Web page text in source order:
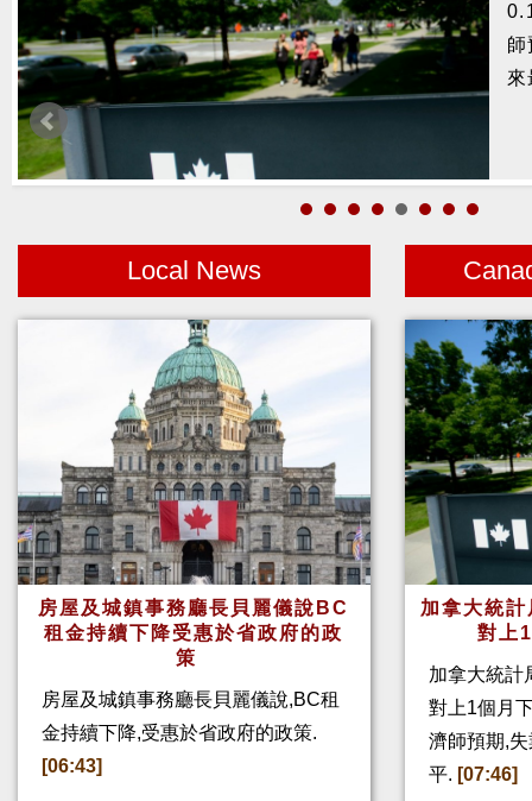
鰭
Local News
房屋及城鎮事務廳長貝麗儀說BC
租金持續下降受惠於省政府的政
策
房屋及城鎮事務廳長貝麗儀說,BC租
金持續下降,受惠於省政府的政策.
[06:43]
加拿大統
對上
加拿大統計
對上1個月
濟師預期,
平. [07:46]